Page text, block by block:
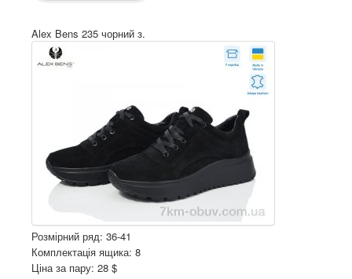
Alex Bens 235 чорний з.
Розмірний ряд: 36-41
Комплектація ящика: 8
Ціна за пару: 28 $